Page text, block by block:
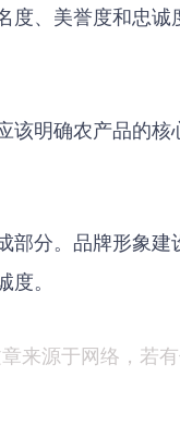
度、美誉度和忠诚
该明确农产品的核
部分。品牌形象建
。
来源于网络，若